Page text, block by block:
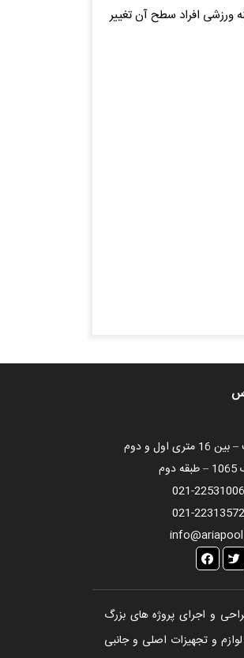
افراد سطح آن تغییر
بزرگراه رسالت – بین 16 متری اول و دوم
021-22531006
021-22313572
به اکنون طراحی و اجرای پروژه های بزرگ
و تجهیزات اصلی و جانبی